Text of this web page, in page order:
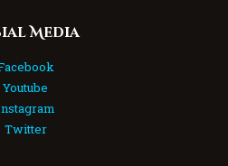
Media
Youtube
Twitter